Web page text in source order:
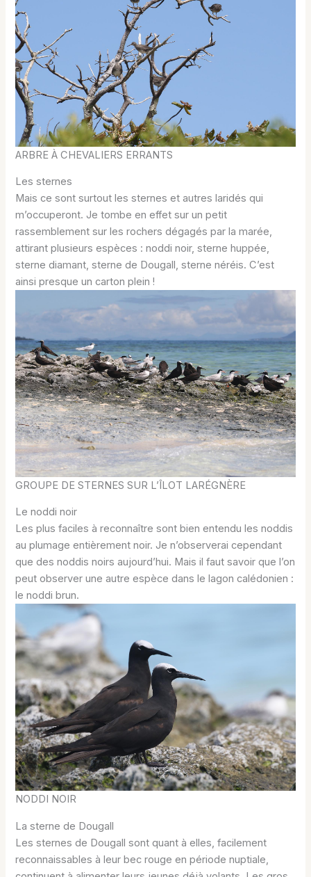
ARBRE À CHEVALIERS ERRANTS
Les sternes
Mais ce sont surtout les sternes et autres laridés qui
m’occuperont. Je tombe en effet sur un petit
rassemblement sur les rochers dégagés par la marée,
attirant plusieurs espèces : noddi noir, sterne huppée,
sterne diamant, sterne de Dougall, sterne néréis. C’est
ainsi presque un carton plein !
GROUPE DE STERNES SUR L’ÎLOT LARÉGNÈRE
Le noddi noir
Les plus faciles à reconnaître sont bien entendu les noddis
au plumage entièrement noir. Je n’observerai cependant
que des noddis noirs aujourd’hui. Mais il faut savoir que l’on
peut observer une autre espèce dans le lagon calédonien :
le noddi brun.
NODDI NOIR
La sterne de Dougall
Les sternes de Dougall sont quant à elles, facilement
reconnaissables à leur bec rouge en période nuptiale,